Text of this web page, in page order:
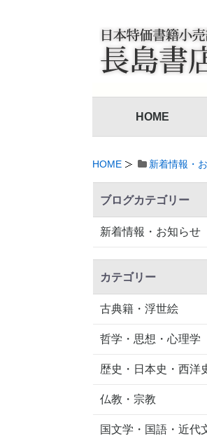
HOME
HOME 新着情報・
ブログカテゴリー
新着情報・お知らせ
カテゴリー
古典籍・浮世絵
哲学・思想・心理学
歴史・日本史・西洋
仏教・宗教
国文学・国語・近代